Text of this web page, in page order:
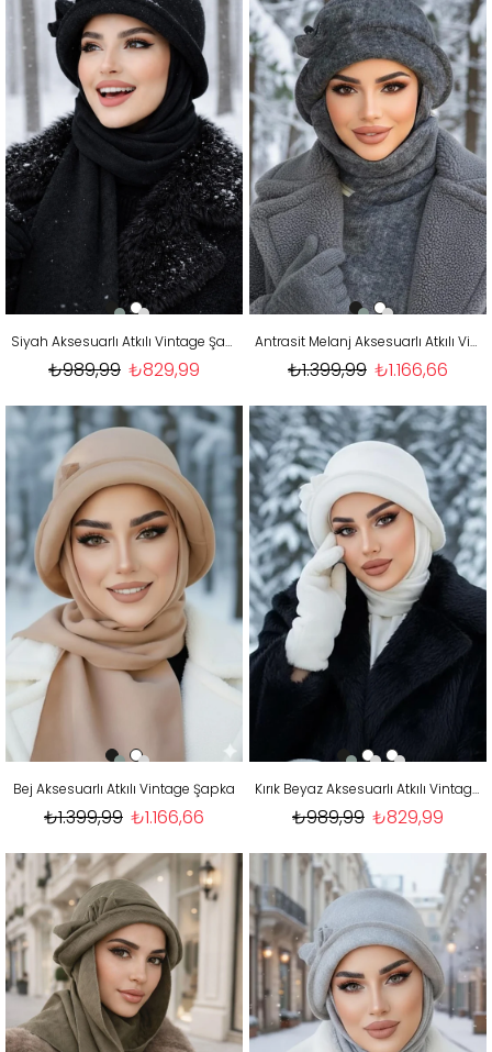
Siyah Aksesuarlı Atkılı Vintage Şapka
₺829,99
₺989,99
Antrasit Melanj Aksesuarlı Atkılı Vintage Şapka
₺1.166,66
₺1.399,99
Bej Aksesuarlı Atkılı Vintage Şapka
₺1.166,66
₺1.399,99
Kırık Beyaz Aksesuarlı Atkılı Vintage Şapka
₺829,99
₺989,99